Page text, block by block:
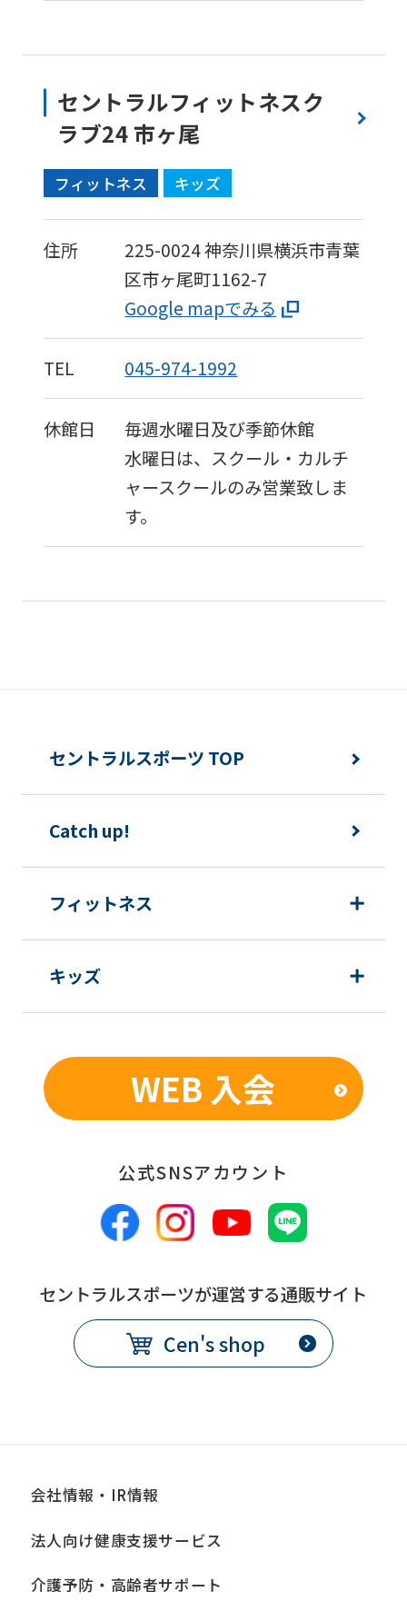
セントラルフィットネスク
ラブ24 市ヶ尾
フィットネス キッズ
住所 225-0024神奈川県横浜市青葉
区市ヶ尾町1162-7
Google mapでみる
TEL 045-974-1992
休館日
毎週水曜日及び季節休館
水曜日は、スクール・カルチ
ャースクールのみ営業致しま
す。
if
an
automatic
translation
service,
the
Japanese
version
of
this
website
will
so
not
accurate
translation.
from
We
ask
that
fully
understand
this
using
the
service.
セントラルスポーツ TOP
Catch up!
フィットネス
キッズ
WEB 入会
公式SNSアカウント
セントラルスポーツが運営する通販サイト
Cen's shop
会社情報・IR情報
法人向け健康支援サービス
介護予防・高齢者サポート